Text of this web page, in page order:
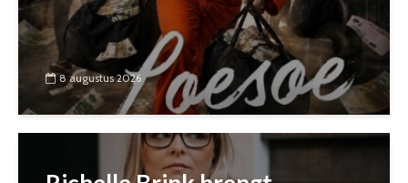
8 augustus 2026